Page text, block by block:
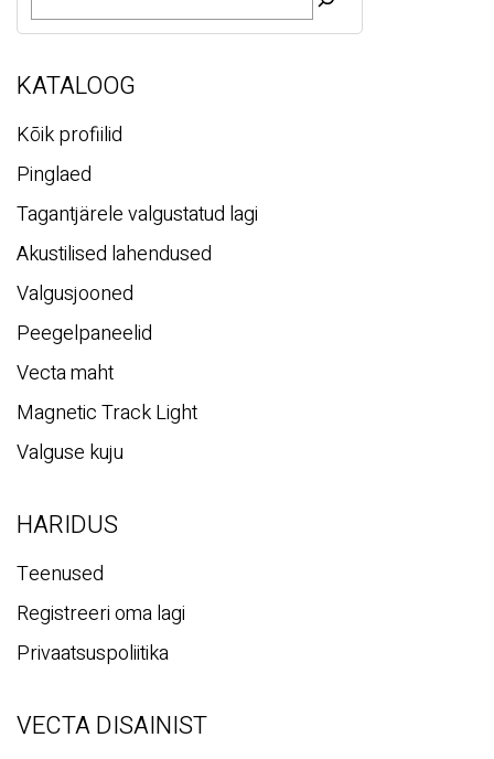
s
KATALOOG
Kõik profiilid
Pinglaed
Tagantjärele valgustatud lagi
Akustilised lahendused
Valgusjooned
Peegelpaneelid
Vecta maht
Magnetic Track Light
Valguse kuju
HARIDUS
Teenused
Registreeri oma lagi
Privaatsuspoliitika
VECTA DISAINIST